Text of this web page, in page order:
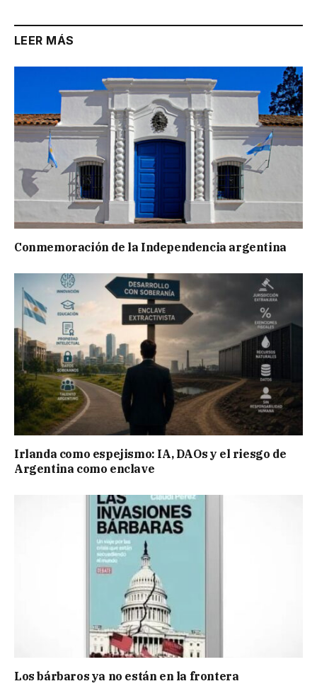
LEER MÁS
Conmemoración de la Independencia argentina
Irlanda como espejismo: IA, DAOs y el riesgo de
Argentina como enclave
Los bárbaros ya no están en la frontera